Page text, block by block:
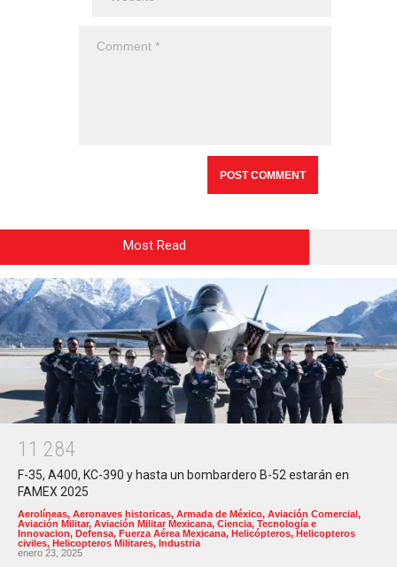
Most Read
1 1 284
F-35, A400, KC-390 y hasta un bombardero B-52 estarán en
FAMEX 2025
Aerolíneas, Aeronaves historicas, Armada de México, Aviación Comercial,
Aviación Militar, Aviación Militar Mexicana, Ciencia, Tecnología e
Innovacion, Defensa, Fuerza Aérea Mexicana, Helicópteros, Helicopteros
civiles, Helicopteros Militares, Industria
enero 23, 2025